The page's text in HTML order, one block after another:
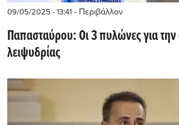
09/05/2025 - 13:41 - Περιβάλλον
Παπασταύρου: Οι 3 πυλώνες για την
λειψυδρίας